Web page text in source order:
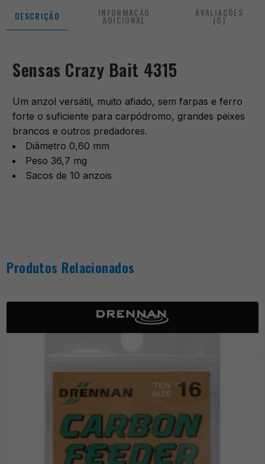
DESCRIÇÃO INFORMAÇÃO
ADICIONAL
AVALIAÇÕES
(0)
Sensas Crazy Bait 4315
Um anzol versátil, muito afiado, sem farpas e ferro
forte o suficiente para carpódromo, grandes peixes
brancos e outros predadores.
Diâmetro 0,60 mm
Peso 36,7 mg
Sacos de 10 anzois
Produtos Relacionados